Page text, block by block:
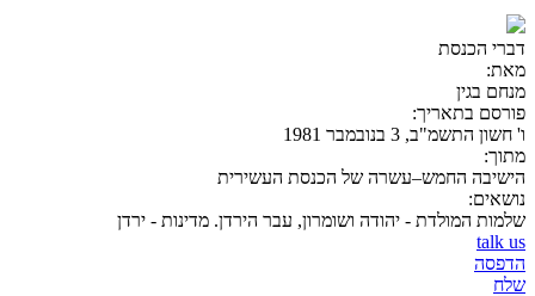
דברי הכנסת
מאת:
מנחם בגין
פורסם בתאריך:
ו' חשון התשמ"ב, 3 בנובמבר 1981
מתוך:
הישיבה החמש–עשרה של הכנסת העשירית
נושאים:
שלמות המולדת - יהודה ושומרון, עבר הירדן. מדינות - ירדן
talk us
הדפסה
שלח